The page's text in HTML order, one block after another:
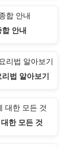
안내
법 알아보기
한 모든 것